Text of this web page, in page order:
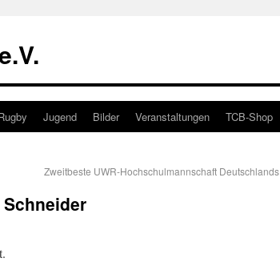
Jugend Bilder Veranstaltungen TCB-Shop
Zweitbeste UWR-Hochschulmannschaft Deutschlands